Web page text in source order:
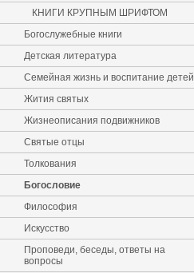
КНИГИ КРУПНЫМ ШРИФТОМ
Богослужебные книги
Детская литература
Семейная жизнь и воспитание детей
Жития святых
Жизнеописания подвижников
Святые отцы
Толкования
Богословие
Философия
Искусство
Проповеди, беседы, ответы на
вопросы